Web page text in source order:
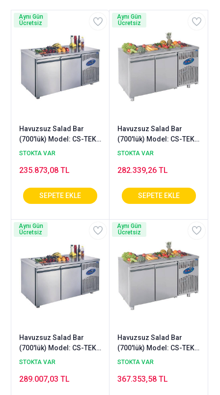
Havuzsuz Salad Bar
(700'lük) Model: CS-TEK2
700 - SH
STOKTA VAR
235.873,08 TL
Aynı Gün
Ücretsiz
Havuzsuz Salad Bar
(700'lük) Model: CS-TEK2
700 - SHS
STOKTA VAR
282.339,26 TL
Aynı Gün
Ücretsiz
Havuzsuz Salad Bar
(700'lük) Model: CS-TEK3
700 - SH
STOKTA VAR
289.007,03 TL
Aynı Gün
Ücretsiz
Havuzsuz Salad Bar
(700'lük) Model: CS-TEK3
700 - SHS
STOKTA VAR
367.353,58 TL
Aynı Gün
Ücretsiz